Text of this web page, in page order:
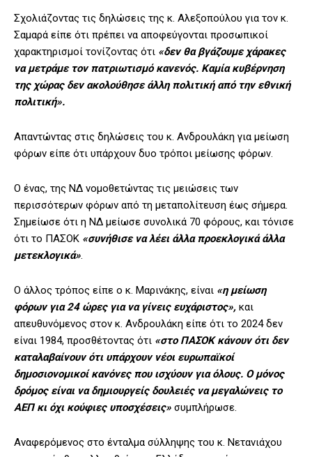
Σχολιάζοντας τις δηλώσεις της κ. Αλεξοπούλου για τον κ.
Σαμαρά είπε ότι πρέπει να αποφεύγονται προσωπικοί
χαρακτηρισμοί τονίζοντας ότι «δεν θα βγάζουμε χάρακες
να μετράμε τον πατριωτισμό κανενός. Καμία κυβέρνηση
της χώρας δεν ακολούθησε άλλη πολιτική από την εθνική
πολιτική».
Απαντώντας στις δηλώσεις του κ. Ανδρουλάκη για μείωση
φόρων είπε ότι υπάρχουν δυο τρόποι μείωσης φόρων.
Ο ένας, της ΝΔ νομοθετώντας τις μειώσεις των
περισσότερων φόρων από τη μεταπολίτευση έως σήμερα.
Σημείωσε ότι η ΝΔ μείωσε συνολικά 70 φόρους, και τόνισε
ότι το ΠΑΣΟΚ «συνήθισε να λέει άλλα προεκλογικά άλλα
μετεκλογικά».
Ο άλλος τρόπος είπε ο κ. Μαρινάκης, είναι «η μείωση
φόρων για 24 ώρες για να γίνεις ευχάριστος», και
απευθυνόμενος στον κ. Ανδρουλάκη είπε ότι το 2024 δεν
είναι 1984, προσθέτοντας ότι «στο ΠΑΣΟΚ κάνουν ότι δεν
καταλαβαίνουν ότι υπάρχουν νέοι ευρωπαϊκοί
δημοσιονομικοί κανόνες που ισχύουν για όλους. Ο μόνος
δρόμος είναι να δημιουργείς δουλειές να μεγαλώνεις το
ΑΕΠ κι όχι κούφιες υποσχέσεις» συμπλήρωσε.
Αναφερόμενος στο ένταλμα σύλληψης του κ. Νετανιάχου